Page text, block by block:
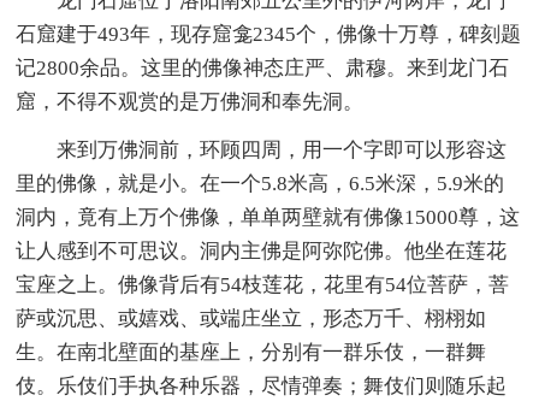
石窟建于493年，现存窟龛2345个，佛像十万尊，碑刻题
记2800余品。这里的佛像神态庄严、肃穆。来到龙门石
窟，不得不观赏的是万佛洞和奉先洞。
来到万佛洞前，环顾四周，用一个字即可以形容这
里的佛像，就是小。在一个5.8米高，6.5米深，5.9米的
洞内，竟有上万个佛像，单单两壁就有佛像15000尊，这
让人感到不可思议。洞内主佛是阿弥陀佛。他坐在莲花
宝座之上。佛像背后有54枝莲花，花里有54位菩萨，菩
萨或沉思、或嬉戏、或端庄坐立，形态万千、栩栩如
生。在南北壁面的基座上，分别有一群乐伎，一群舞
伎。乐伎们手执各种乐器，尽情弹奏；舞伎们则随乐起